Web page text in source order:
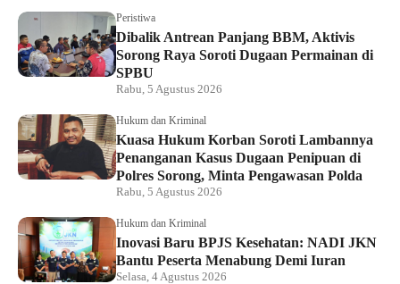
Peristiwa
Dibalik Antrean Panjang BBM, Aktivis
Sorong Raya Soroti Dugaan Permainan di
SPBU
Rabu, 5 Agustus 2026
Hukum dan Kriminal
Kuasa Hukum Korban Soroti Lambannya
Penanganan Kasus Dugaan Penipuan di
Polres Sorong, Minta Pengawasan Polda
Rabu, 5 Agustus 2026
Hukum dan Kriminal
Inovasi Baru BPJS Kesehatan: NADI JKN
Bantu Peserta Menabung Demi Iuran
Selasa, 4 Agustus 2026